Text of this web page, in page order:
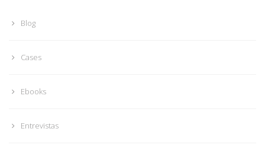
Blog
Cases
Ebooks
Entrevistas